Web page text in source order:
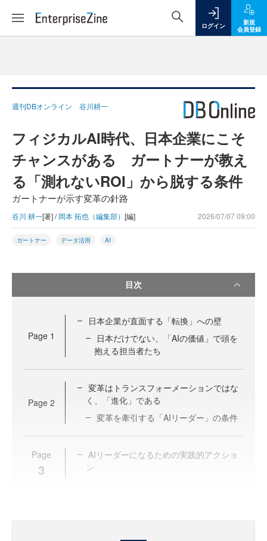
ログイン
新規
会員登録
週刊DBオンライン 谷川耕一
フィジカルAI時代、日本企業にこそ
チャンスがある ガートナーが教え
る「測れないROI」から脱する条件
ガートナーが示す変革の針路
谷川 耕一[著] /岡本 拓也（編集部） [編] 2026/07/07 09:00
ガートナー データ活用 AI
目次
Page 1
日本企業が直面する「転換」への壁
日本だけでない、「AIの価値」で頭を
抱える担当者たち
Page 2
変革はトランスフォーメーションではな
く、「進化」である
変革を牽引する「AIリーダー」の条件
Page
3
AIリーダーになるための実践的アクショ
ン